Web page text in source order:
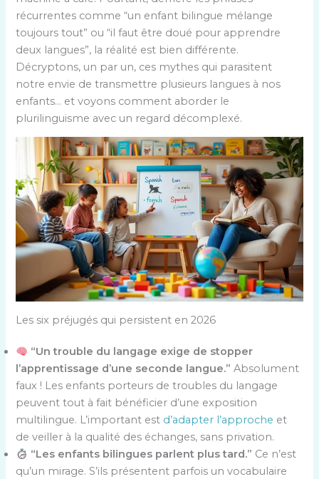
récurrentes comme “un enfant bilingue mélange
toujours tout” ou “il faut être doué pour apprendre
deux langues”, la réalité est bien différente.
Décryptons, un par un, ces mythes qui parasitent
notre envie de transmettre plusieurs langues à nos
enfants… et voyons comment aborder le
plurilinguisme avec un regard décomplexé.
Les six préjugés qui persistent en 2026
“Un trouble du langage exige de stopper
l’apprentissage d’une seconde langue.” Absolument
faux ! Les enfants porteurs de troubles du langage
peuvent tout à fait bénéficier d’une exposition
multilingue. L’important est d’adapter l’approche et
de veiller à la qualité des échanges, sans privation.
“Les enfants bilingues parlent plus tard.” Ce n’est
qu’un mirage. S’ils présentent parfois un vocabulaire